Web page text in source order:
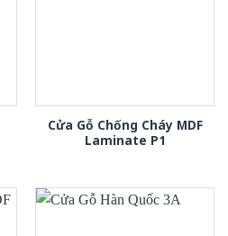
Cửa Gỗ Chống Cháy MDF
Laminate P1